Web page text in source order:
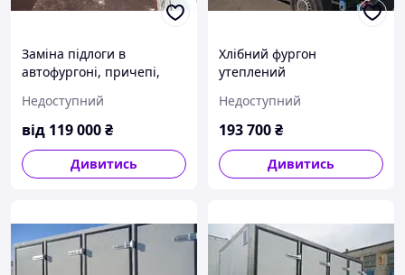
Заміна підлоги в
автофургоні, причепі,
Недоступний
від 119 000₴
Дивитись
Хлібний фургон
утеплений
Недоступний
193 700₴
Дивитись